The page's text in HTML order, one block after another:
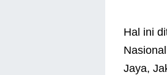
Hal ini
Jaya,